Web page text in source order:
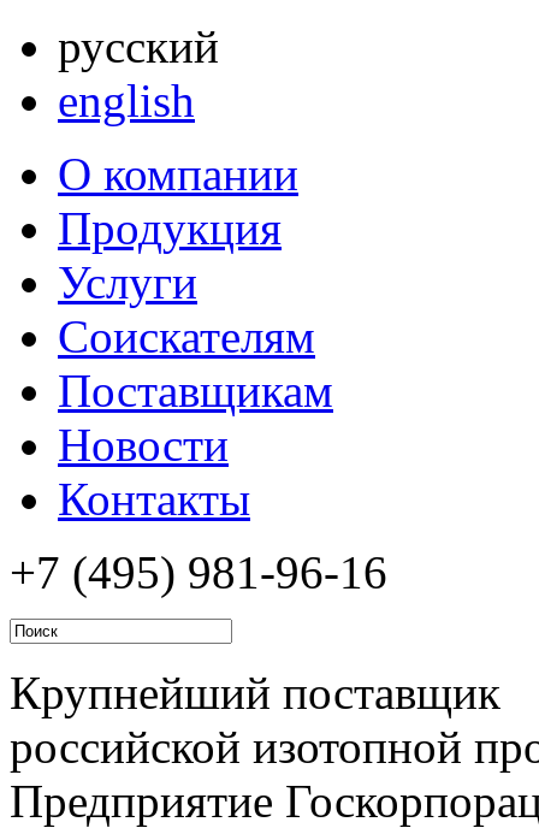
русский
english
О компании
Продукция
Услуги
Соискателям
Поставщикам
Новости
Контакты
+7 (495) 981-96-16
Крупнейший поставщик
российской изотопной
Предприятие